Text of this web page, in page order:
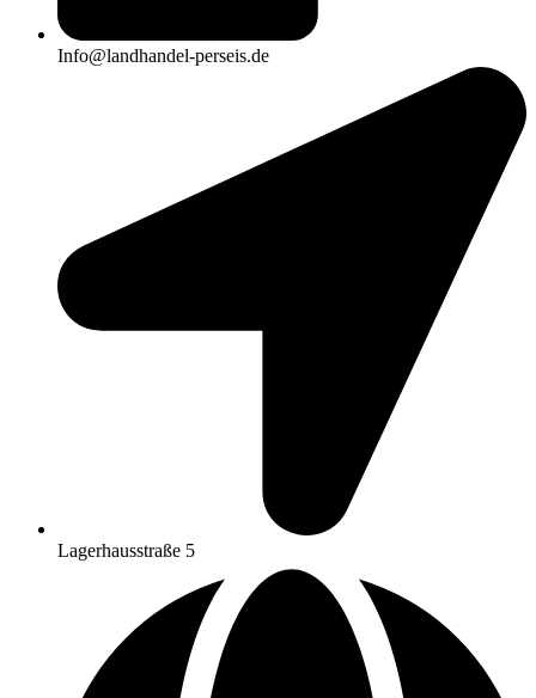
Info@landhandel-perseis.de
Lagerhausstraße 5